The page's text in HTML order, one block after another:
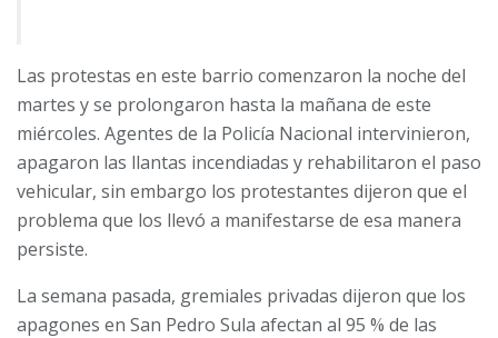
Las protestas en este barrio comenzaron la noche del
martes y se prolongaron hasta la mañana de este
miércoles. Agentes de la Policía Nacional intervinieron,
apagaron las llantas incendiadas y rehabilitaron el paso
vehicular, sin embargo los protestantes dijeron que el
problema que los llevó a manifestarse de esa manera
persiste.
La semana pasada, gremiales privadas dijeron que los
apagones en San Pedro Sula afectan al 95 % de las